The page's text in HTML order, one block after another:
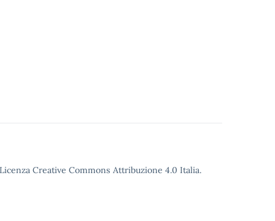
Creative Commons Attribuzione 4.0 Italia.